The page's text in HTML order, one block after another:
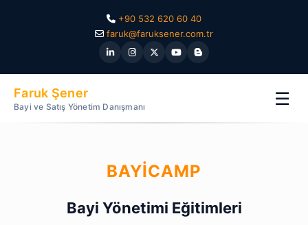
+90 532 620 60 40
faruk@faruksener.com.tr
Faruk Şener
Bayi ve Satış Yönetim Danışmanı ☰
BAYICAMP
Bayi Yönetimi Eğitimleri